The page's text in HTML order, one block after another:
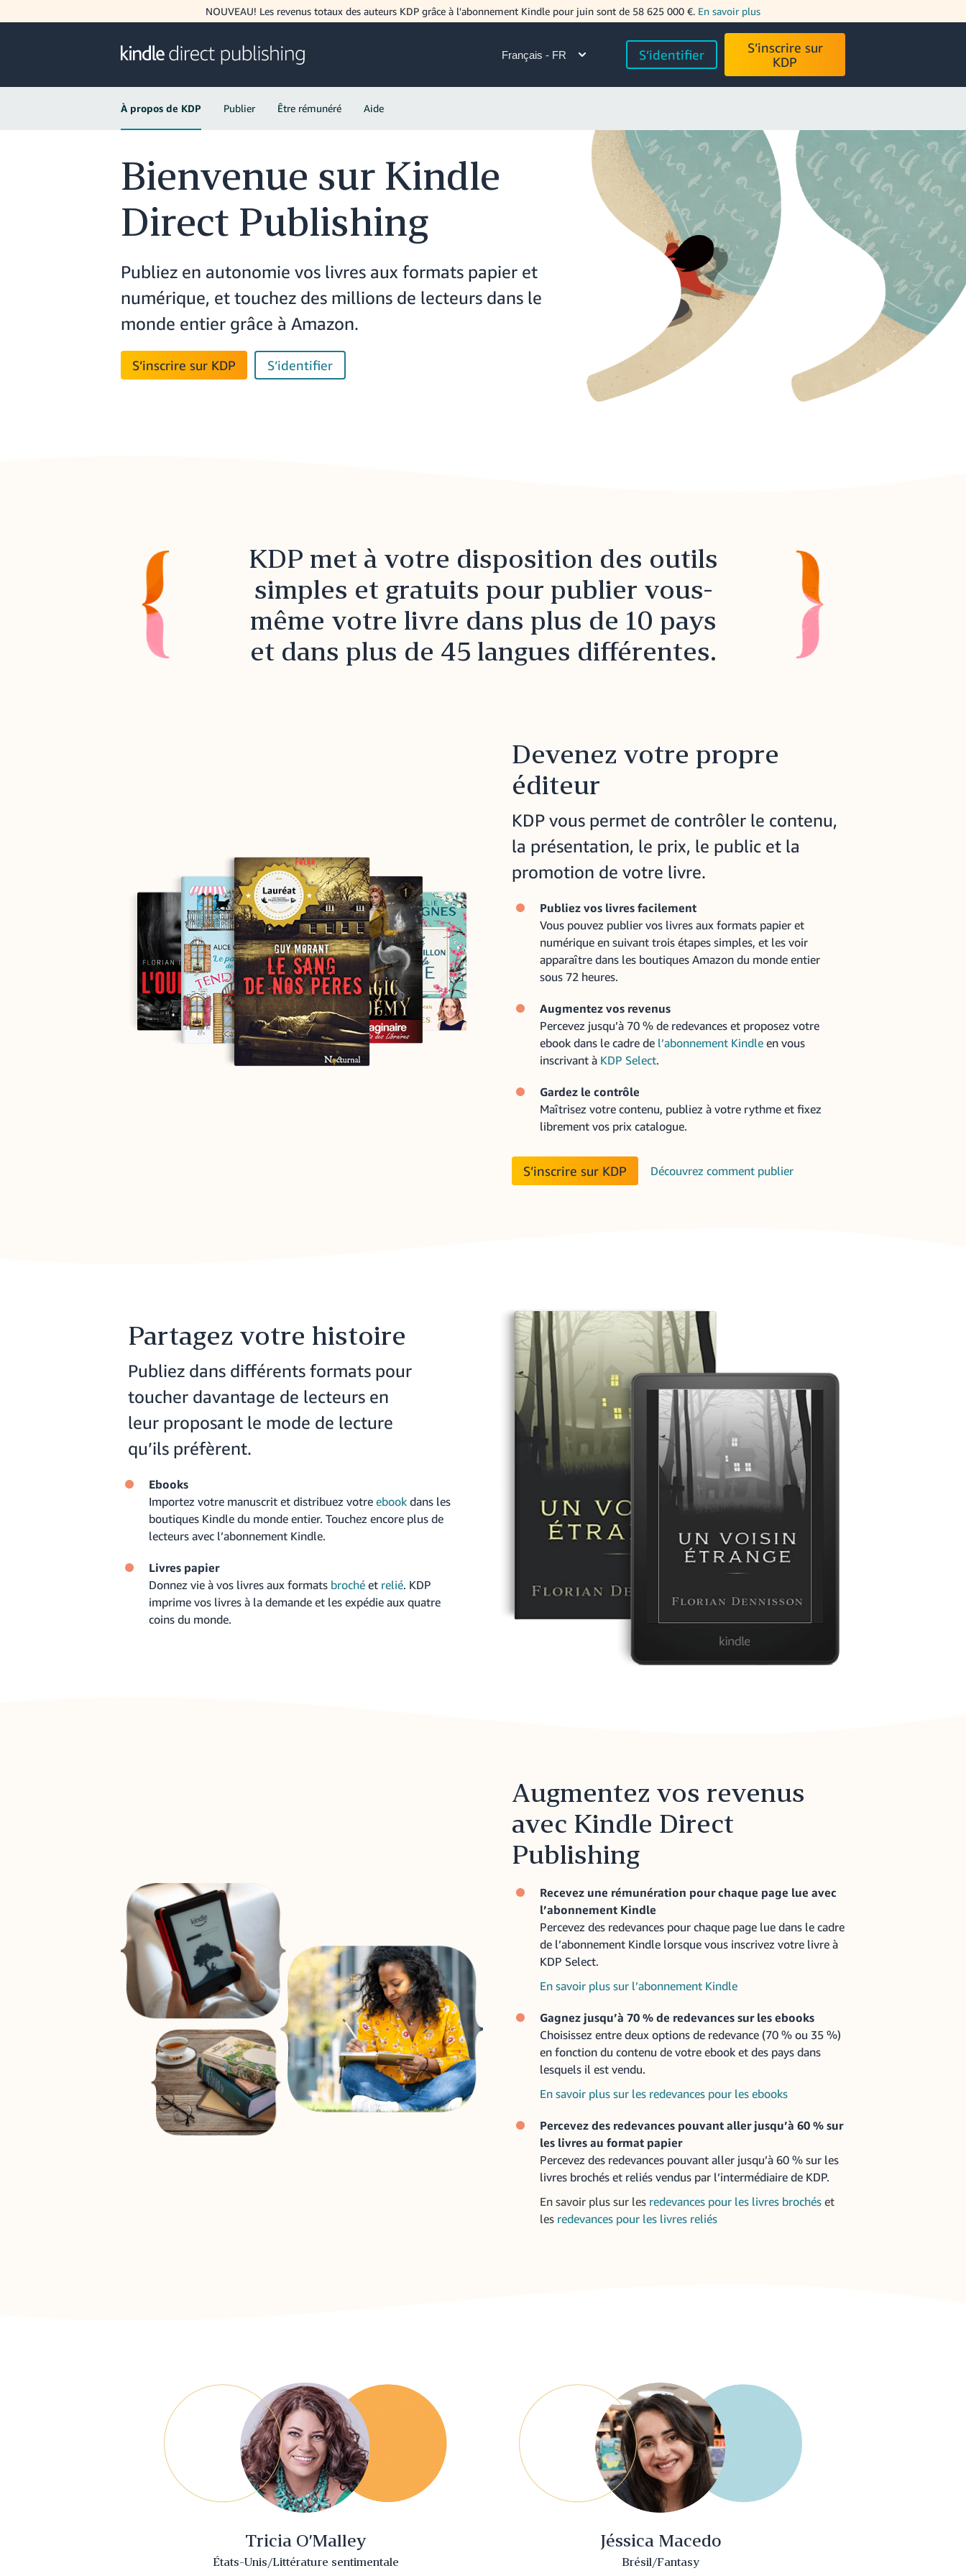
NOUVEAU! Les revenus totaux des auteurs KDP grâce à l'abonnement Kindle pour juin sont de 58 625 000 €. En savoir plus
Français - FR S’identifier
S’inscrire sur
KDP
À propos de KDP Publier Être rémunéré Aide
Bienvenue sur Kindle
Direct Publishing
Publiez en autonomie vos livres aux formats papier et
numérique, et touchez des millions de lecteurs dans le
monde entier grâce à Amazon.
S’inscrire sur KDP S’identifier
KDP met à votre disposition des outils
simples et gratuits pour publier vous-
même votre livre dans plus de 10 pays
et dans plus de 45 langues différentes.
Devenez votre propre
éditeur
KDP vous permet de contrôler le contenu,
la présentation, le prix, le public et la
promotion de votre livre.
Publiez vos livres facilement
Vous pouvez publier vos livres aux formats papier et
numérique en suivant trois étapes simples, et les voir
apparaître dans les boutiques Amazon du monde entier
sous 72 heures.
Augmentez vos revenus
Percevez jusqu’à 70 % de redevances et proposez votre
ebook dans le cadre de l’abonnement Kindleen vous
inscrivant à KDP Select.
Gardez le contrôle
Maîtrisez votre contenu, publiez à votre rythme et fixez
librement vos prix catalogue.
S’inscrire sur KDP Découvrez comment publier
Partagez votre histoire
Publiez dans différents formats pour
toucher davantage de lecteurs en
leur proposant le mode de lecture
qu’ils préfèrent.
Ebooks
Importez votre manuscrit et distribuez votre ebookdans les
boutiques Kindle du monde entier. Touchez encore plus de
lecteurs avec l’abonnement Kindle.
Livres papier
Donnez vie à vos livres aux formats brochéet relié. KDP
imprime vos livres à la demande et les expédie aux quatre
coins du monde.
Augmentez vos revenus
avec Kindle Direct
Publishing
Recevez une rémunération pour chaque page lue avec
l’abonnement Kindle
Percevez des redevances pour chaque page lue dans le cadre
de l’abonnement Kindle lorsque vous inscrivez votre livre à
KDP Select.
En savoir plus sur l’abonnement Kindle
Gagnez jusqu’à 70 % de redevances sur les ebooks
Choisissez entre deux options de redevance (70 % ou 35 %)
en fonction du contenu de votre ebook et des pays dans
lesquels il est vendu.
En savoir plus sur les redevances pour les ebooks
Percevez des redevances pouvant aller jusqu’à 60 % sur
les livres au format papier
Percevez des redevances pouvant aller jusqu’à 60 % sur les
livres brochés et reliés vendus par l’intermédiaire de KDP.
En savoir plus sur les redevances pour les livres brochéset
les redevances pour les livres reliés
Tricia O’Malley
États-Unis/Littérature sentimentale
Jéssica Macedo
Brésil/Fantasy